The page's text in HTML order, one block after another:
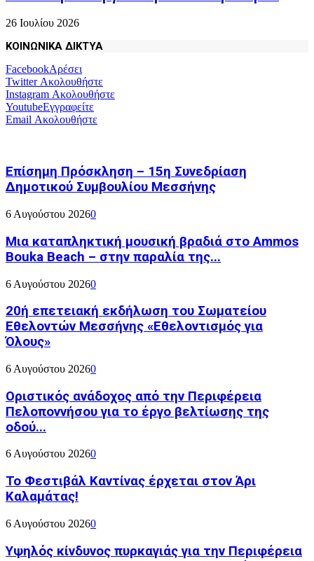
26 Ιουλίου 2026
ΚΟΙΝΩΝΙΚΑ ΔΙΚΤΥΑ
FacebookΑρέσει
TwitterΑκολουθήστε
Instagram Ακολουθήστε
YoutubeΕγγραφείτε
Email Ακολουθήστε
Επίσημη Πρόσκληση – 15η Συνεδρίαση
Δημοτικού Συμβουλίου Μεσσήνης
6 Αυγούστου 20260
Μια καταπληκτική μουσική βραδιά στο Ammos
Bouka Beach – στην παραλία της...
6 Αυγούστου 20260
20ή επετειακή εκδήλωση του Σωματείου
Εθελοντών Μεσσήνης «Εθελοντισμός για
Όλους»
6 Αυγούστου 20260
Οριστικός ανάδοχος από την Περιφέρεια
Πελοποννήσου για το έργο βελτίωσης της
οδού...
6 Αυγούστου 20260
Το Φεστιβάλ Καντίνας έρχεται στον Άρι
Καλαμάτας!
6 Αυγούστου 20260
Υψηλός κίνδυνος πυρκαγιάς για την Περιφέρεια